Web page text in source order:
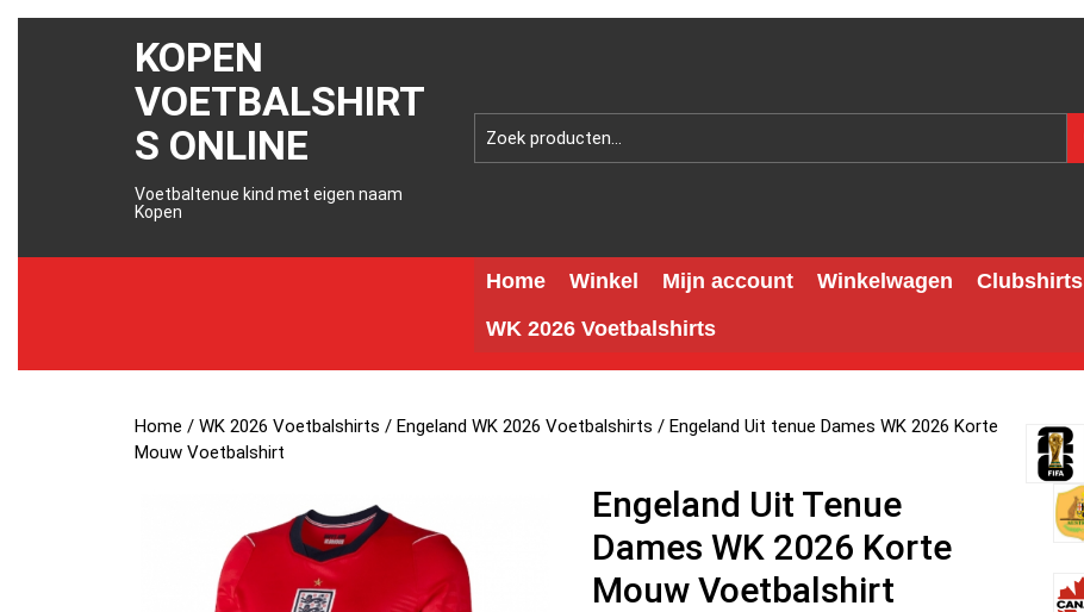
KOPEN
VOETBALSHIRT
S ONLINE
Voetbaltenue kind met eigen naam
Kopen
Home Winkel Mijn account Winkelwagen Clubshirts
WK 2026 Voetbalshirts
Home /WK 2026 Voetbalshirts /Engeland WK 2026 Voetbalshirts / Engeland Uit tenue Dames WK 2026 Korte
Mouw Voetbalshirt
Engeland Uit Tenue
Dames WK 2026 Korte
Mouw Voetbalshirt